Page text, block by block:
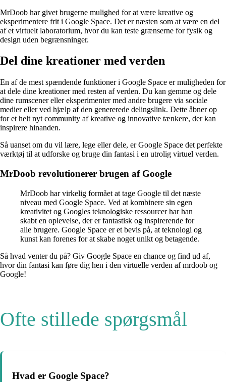
MrDoob har givet brugerne mulighed for at være kreative og
eksperimentere frit i Google Space. Det er næsten som at være en del
af et virtuelt laboratorium, hvor du kan teste grænserne for fysik og
design uden begrænsninger.
Del dine kreationer med verden
En af de mest spændende funktioner i Google Space er muligheden for
at dele dine kreationer med resten af verden. Du kan gemme og dele
dine rumscener eller eksperimenter med andre brugere via sociale
medier eller ved hjælp af den genererede delingslink. Dette åbner op
for et helt nyt community af kreative og innovative tænkere, der kan
inspirere hinanden.
Så uanset om du vil lære, lege eller dele, er Google Space det perfekte
værktøj til at udforske og bruge din fantasi i en utrolig virtuel verden.
MrDoob revolutionerer brugen af Google
MrDoob har virkelig formået at tage Google til det næste
niveau med Google Space. Ved at kombinere sin egen
kreativitet og Googles teknologiske ressourcer har han
skabt en oplevelse, der er fantastisk og inspirerende for
alle brugere. Google Space er et bevis på, at teknologi og
kunst kan forenes for at skabe noget unikt og betagende.
Så hvad venter du på? Giv Google Space en chance og find ud af,
hvor din fantasi kan føre dig hen i den virtuelle verden af mrdoob og
Google!
Ofte stillede spørgsmål
Hvad er Google Space?